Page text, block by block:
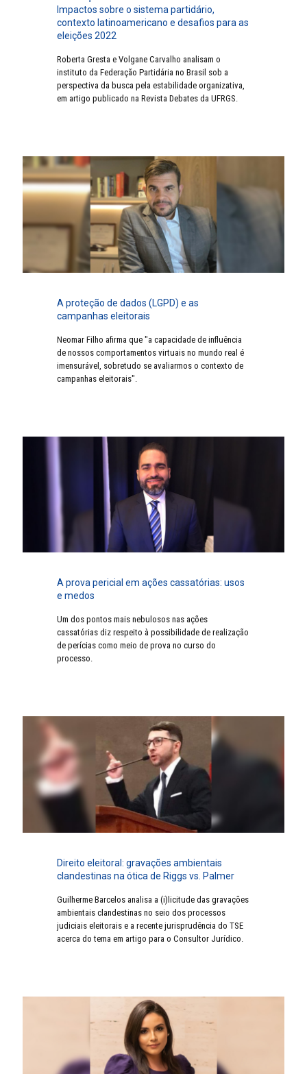
Impactos sobre o sistema partidário,
contexto latinoamericano e desafios para as
eleições 2022
Roberta Gresta e Volgane Carvalho analisam o
instituto da Federação Partidária no Brasil sob a
perspectiva da busca pela estabilidade organizativa,
em artigo publicado na Revista Debates da UFRGS.
A proteção de dados (LGPD) e as
campanhas eleitorais
Neomar Filho afirma que "a capacidade de influência
de nossos comportamentos virtuais no mundo real é
imensurável, sobretudo se avaliarmos o contexto de
campanhas eleitorais".
A prova pericial em ações cassatórias: usos
e medos
Um dos pontos mais nebulosos nas ações
cassatórias diz respeito à possibilidade de realização
de perícias como meio de prova no curso do
processo.
Direito eleitoral: gravações ambientais
clandestinas na ótica de Riggs vs. Palmer
Guilherme Barcelos analisa a (i)licitude das gravações
ambientais clandestinas no seio dos processos
judiciais eleitorais e a recente jurisprudência do TSE
acerca do tema em artigo para o Consultor Jurídico.